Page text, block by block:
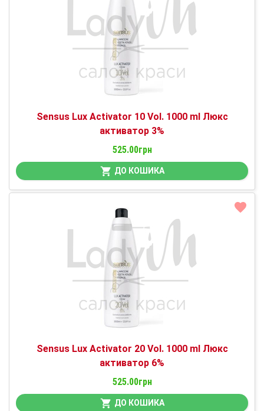
Sensus Lux Activator 10 Vol. 1000 ml Люкс
активатор 3%
525.00грн
ДО КОШИКА
Sensus Lux Activator 20 Vol. 1000 ml Люкс
активатор 6%
525.00грн
ДО КОШИКА